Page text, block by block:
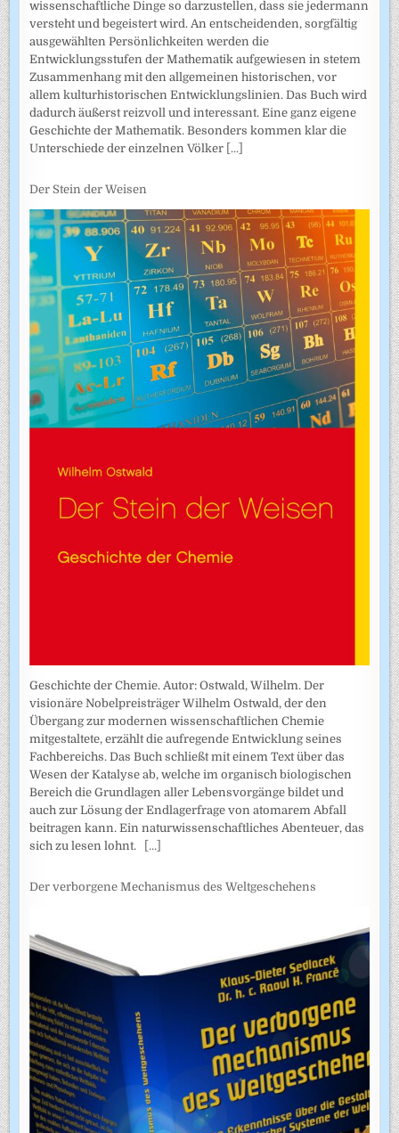
wissenschaftliche Dinge so darzustellen, dass sie jedermann
versteht und begeistert wird. An entscheidenden, sorgfältig
ausgewählten Persönlichkeiten werden die
Entwicklungsstufen der Mathematik aufgewiesen in stetem
Zusammenhang mit den allgemeinen historischen, vor
allem kulturhistorischen Entwicklungslinien. Das Buch wird
dadurch äußerst reizvoll und interessant. Eine ganz eigene
Geschichte der Mathematik. Besonders kommen klar die
Unterschiede der einzelnen Völker [...]
Der Stein der Weisen
Geschichte der Chemie. Autor: Ostwald, Wilhelm. Der
visionäre Nobelpreisträger Wilhelm Ostwald, der den
Übergang zur modernen wissenschaftlichen Chemie
mitgestaltete, erzählt die aufregende Entwicklung seines
Fachbereichs. Das Buch schließt mit einem Text über das
Wesen der Katalyse ab, welche im organisch biologischen
Bereich die Grundlagen aller Lebensvorgänge bildet und
auch zur Lösung der Endlagerfrage von atomarem Abfall
beitragen kann. Ein naturwissenschaftliches Abenteuer, das
sich zu lesen lohnt.
[...]
Der verborgene Mechanismus des Weltgeschehens